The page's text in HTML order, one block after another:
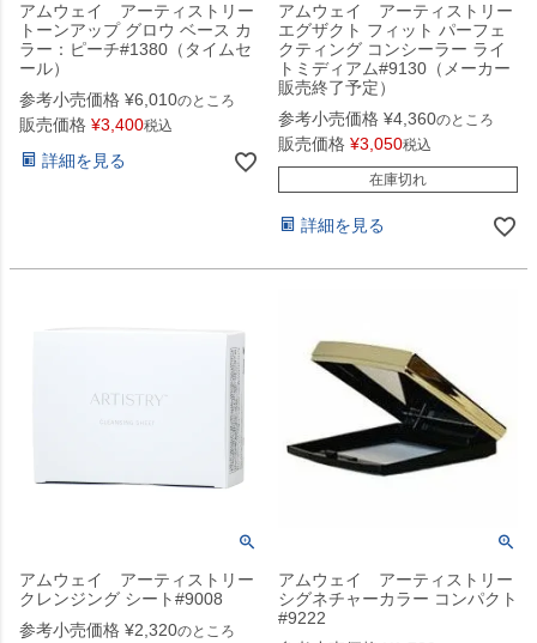
アムウェイ アーティストリー
トーンアップ グロウ ベース カ
ラー：ピーチ#1380（タイムセ
ール）
参考小売価格 ¥6,010のところ
販売価格 ¥3,400税込
詳細を見る
アムウェイ アーティストリー
エグザクト フィット パーフェ
クティング コンシーラー ライ
トミディアム#9130（メーカー
販売終了予定）
参考小売価格 ¥4,360のところ
販売価格 ¥3,050税込
在庫切れ
詳細を見る
アムウェイ アーティストリー
クレンジング シート#9008
参考小売価格 ¥2,320のところ
アムウェイ アーティストリー
シグネチャーカラー コンパクト
#9222